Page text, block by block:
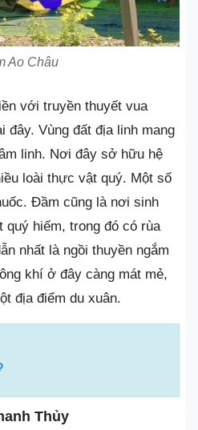
Ao Châu
với truyền thuyết vua
đây. Vùng đất địa linh mang
linh. Nơi đây sở hữu hệ
loài thực vật quý. Một số
Đầm cũng là nơi sinh
quý hiếm, trong đó có rùa
nhất là ngồi thuyền ngắm
khí ở đây càng mát mẻ,
địa điểm du xuân.
Thủy